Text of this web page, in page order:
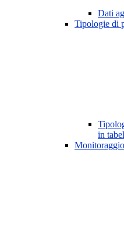
Dati
Tipologie di
in